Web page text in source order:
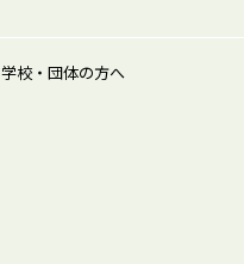
学校・団体の方へ